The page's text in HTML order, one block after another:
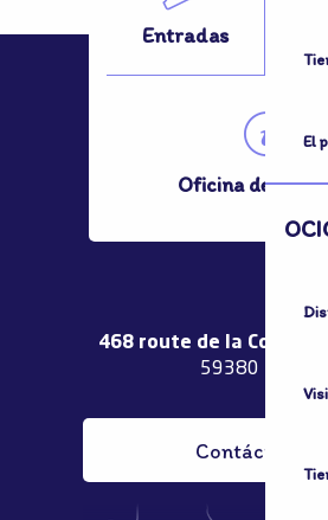
El
Entradas
Oficina de
468 route de la
59380 Bergues
Contáctenos